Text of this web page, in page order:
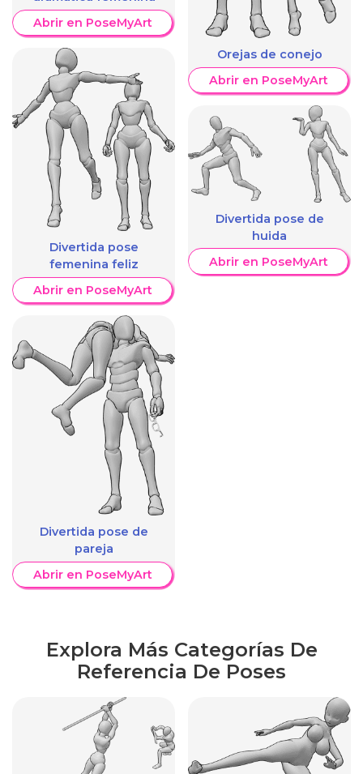
Abrir en PoseMyArt
Divertida pose
femenina feliz
Abrir en PoseMyArt
Divertida pose de
pareja
Abrir en PoseMyArt
Orejas de conejo
Abrir en PoseMyArt
Divertida pose de
huida
Abrir en PoseMyArt
Explora Más Categorías De
Referencia De Poses